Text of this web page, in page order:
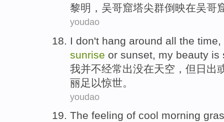
黎明 ， 吴哥窟塔尖群倒映在吴哥
youdao
I don't hang around all the time,
sunrise or sunset my beauty is
我并不经常出没在天空 ， 但 日出
丽足以惊世。
youdao
The feeling of cool morning